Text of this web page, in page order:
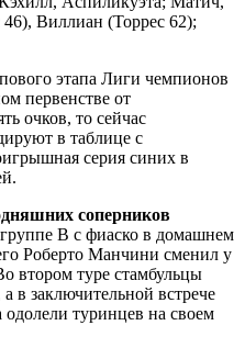
Виллиан (Торрес 62);
этапа Лиги чемпионов
первенстве от
очков, то сейчас
в таблице с
серия синих в
соперников
группе В с фиаско в домашнем
Роберто Манчини сменил у
втором туре стамбульцы
в заключительной встрече
туринцев на своем